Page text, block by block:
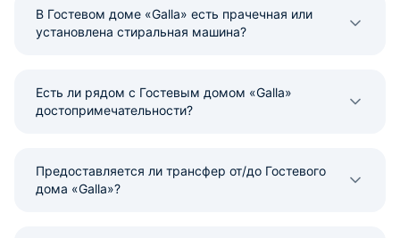
В Гостевом доме «Galla» есть прачечная или
установлена стиральная машина?
Есть ли рядом с Гостевым домом «Galla»
достопримечательности?
Предоставляется ли трансфер от/до Гостевого
дома «Galla»?